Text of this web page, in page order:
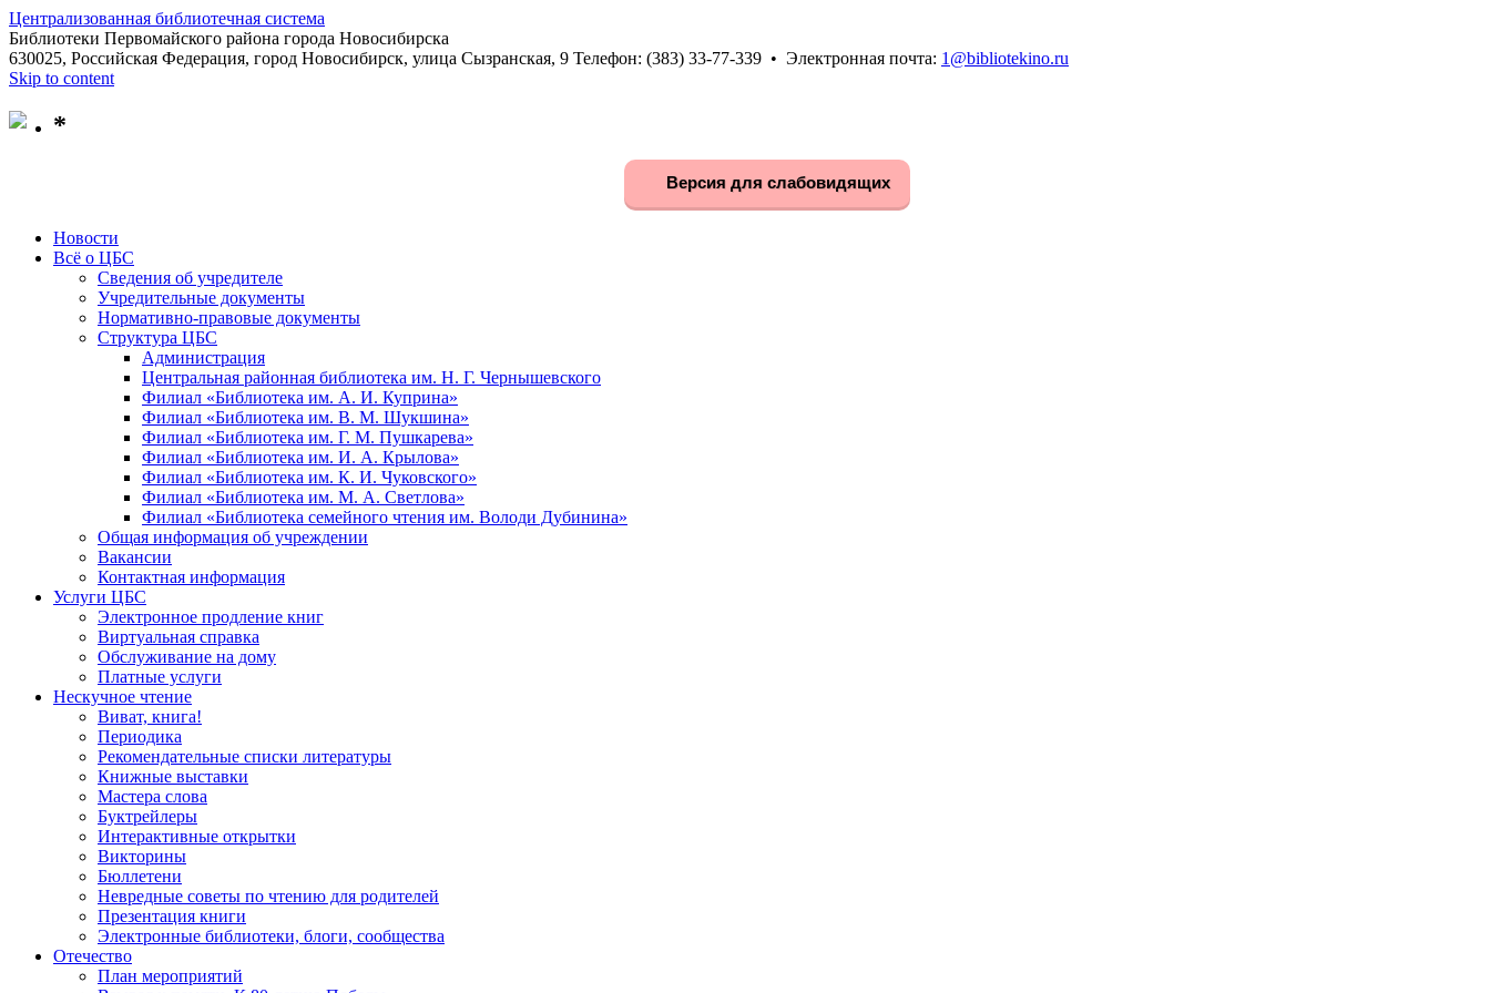
Централизованная библиотечная система
Библиотеки Первомайского района города Новосибирска
630025, Российская Федерация, город Новосибирск, улица Сызранская, 9 Телефон: (383) 33-77-339 • Электронная почта: 1@bibliotekino.ru
Skip to content
*
Версия для слабовидящих
Новости
Всё о ЦБС
Сведения об учредителе
Учредительные документы
Нормативно-правовые документы
Структура ЦБС
Администрация
Центральная районная библиотека им. Н. Г. Чернышевского
Филиал «Библиотека им. А. И. Куприна»
Филиал «Библиотека им. В. М. Шукшина»
Филиал «Библиотека им. Г. М. Пушкарева»
Филиал «Библиотека им. И. А. Крылова»
Филиал «Библиотека им. К. И. Чуковского»
Филиал «Библиотека им. М. А. Светлова»
Филиал «Библиотека семейного чтения им. Володи Дубинина»
Общая информация об учреждении
Вакансии
Контактная информация
Услуги ЦБС
Электронное продление книг
Виртуальная справка
Обслуживание на дому
Платные услуги
Нескучное чтение
Виват, книга!
Периодика
Рекомендательные списки литературы
Книжные выставки
Мастера слова
Буктрейлеры
Интерактивные открытки
Викторины
Бюллетени
Невредные советы по чтению для родителей
Презентация книги
Электронные библиотеки, блоги, сообщества
Отечество
План мероприятий